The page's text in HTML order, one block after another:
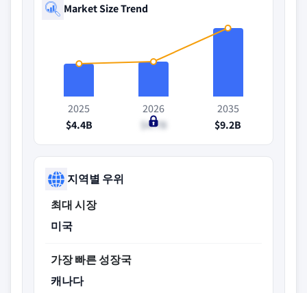
Market Size Trend
2025
$4.4B
2026
$4.7B
2035
$9.2B
지역별 우위
최대 시장
미국
가장 빠른 성장국
캐나다